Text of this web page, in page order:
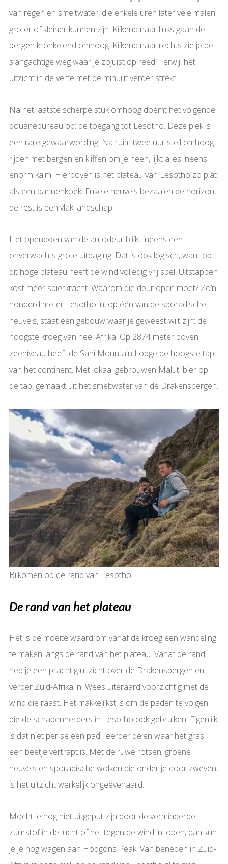
van regen en smeltwater, die enkele uren later vele malen
groter of kleiner kunnen zijn. Kijkend naar links gaan de
bergen kronkelend omhoog. Kijkend naar rechts zie je de
slangachtige weg waar je zojuist op reed. Terwijl het
uitzicht in de verte met de minuut verder strekt.
Na het laatste scherpe stuk omhoog doemt het volgende
douanebureau op: de toegang tot Lesotho. Deze plek is
een rare gewaarwording. Na ruim twee uur steil omhoog
rijden met bergen en kliffen om je heen, lijkt alles ineens
enorm kalm. Hierboven is het plateau van Lesotho zo plat
als een pannenkoek. Enkele heuvels bezaaien de horizon,
de rest is een vlak landschap.
Het opendoen van de autodeur blijkt ineens een
onverwachts grote uitdaging. Dat is ook logisch, want op
dit hoge plateau heeft de wind volledig vrij spel. Uitstappen
kost meer spierkracht. Waarom die deur open moet? Zo’n
honderd meter Lesotho in, op één van de sporadische
heuvels, staat een gebouw waar je geweest wilt zijn: de
hoogste kroeg van heel Afrika. Op 2874 meter boven
zeeniveau heeft de Sani Mountain Lodge de hoogste tap
van het continent. Met lokaal gebrouwen Maluti bier op
de tap, gemaakt uit het smeltwater van de Drakensbergen.
Bijkomen op de rand van Lesotho
De rand van het plateau
Het is de moeite waard om vanaf de kroeg een wandeling
te maken langs de rand van het plateau. Vanaf de rand
heb je een prachtig uitzicht over de Drakensbergen en
verder Zuid-Afrika in. Wees uiteraard voorzichtig met de
wind die raast. Het makkelijkst is om de paden te volgen
die de schapenherders in Lesotho ook gebruiken. Eigenlijk
is dat niet per se een pad, eerder delen waar het gras
een beetje vertrapt is. Met de ruwe rotsen, groene
heuvels en sporadische wolken die onder je door zweven,
is het uitzicht werkelijk ongeëvenaard.
Mocht je nog niet uitgeput zijn door de verminderde
zuurstof in de lucht of het tegen de wind in lopen, dan kun
je je nog wagen aan Hodgons Peak. Van beneden in Zuid-